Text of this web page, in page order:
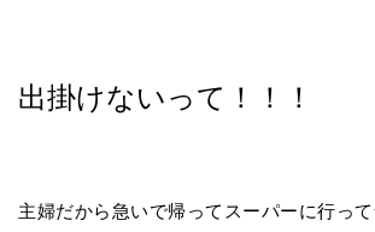
出掛けないって！！！
主婦だから急いで帰ってスーパーに行っ